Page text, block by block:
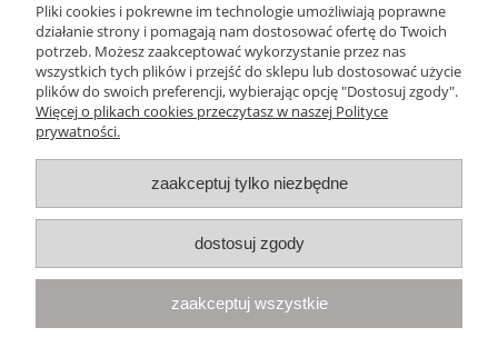
Pomoc
Moje konto
Płatności i dostawa
Informacje
O nas
Your Space| Olimpijska 8, 86-010 Samociążek, woj. kujawsko-
Pliki cookies i pokrewne im technologie umożliwiają poprawne
działanie strony i pomagają nam dostosować ofertę do Twoich
potrzeb. Możesz zaakceptować wykorzystanie przez nas
wszystkich tych plików i przejść do sklepu lub dostosować użycie
plików do swoich preferencji, wybierając opcję "Dostosuj zgody".
Więcej o plikach cookies przeczytasz w naszej Polityce
prywatności.
zaakceptuj tylko niezbędne
dostosuj zgody
zaakceptuj wszystkie